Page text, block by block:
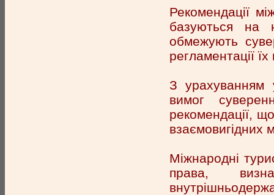
Рекомендації
базуються на
обмежують
регламентації
З урахуванням
вимог
рекомендації,
взаємовигідних
Міжнародні
права,